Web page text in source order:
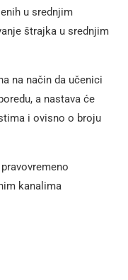
u srednjim
štrajka u srednjim
na način da učenici
a nastava će
i ovisno o broju
kanalima